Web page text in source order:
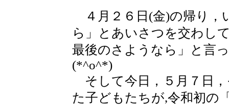
４月２６日(金)の帰り，
ら」とあいさつを交わし
最後のさようなら」と言
(*^o^*)
そして今日，５月７日
た子どもたちが,令和初の